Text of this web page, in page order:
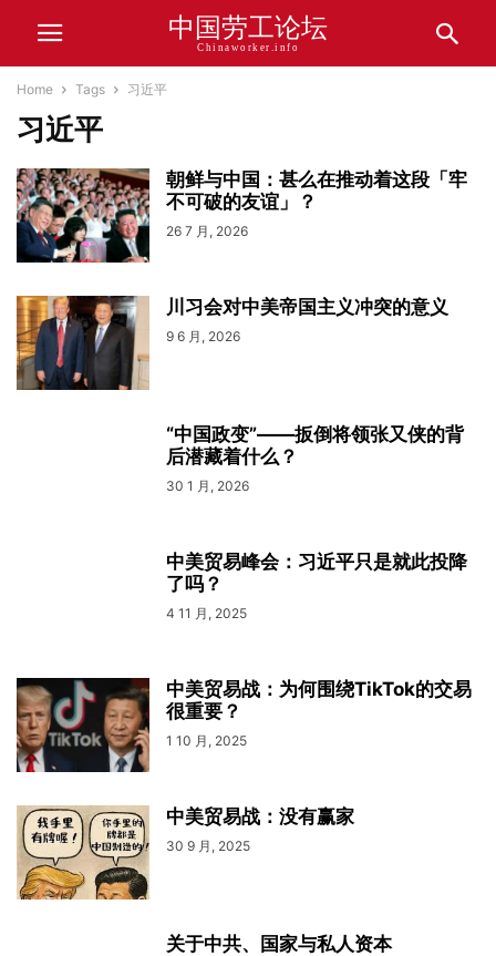
中国劳工论坛
Chinaworker.info
Home Tags 习近平
习近平
朝鲜与中国：甚么在推动着这段「牢
不可破的友谊」？
26 7 月, 2026
川习会对中美帝国主义冲突的意义
9 6 月, 2026
“中国政变”——扳倒将领张又侠的背
后潜藏着什么？
30 1 月, 2026
中美贸易峰会：习近平只是就此投降
了吗？
4 11 月, 2025
中美贸易战：为何围绕TikTok的交易
很重要？
1 10 月, 2025
中美贸易战：没有赢家
30 9 月, 2025
关于中共、国家与私人资本